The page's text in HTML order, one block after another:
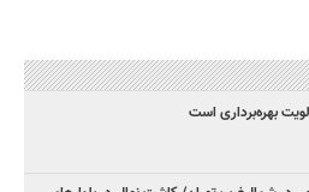
بهره‌برداری است